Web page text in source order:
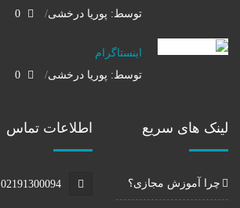
توسط: پوریا درخشی
اینستاگرام
توسط: پوریا درخشی
لینک های سریع
چرا آموزش مجازی؟
اطلاعات تماس
02191300094